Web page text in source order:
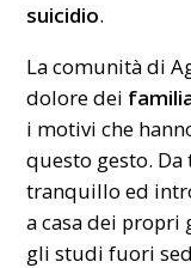
suicidio.
La comunità di
dolore dei
i motivi che
questo gesto.
tranquillo ed
a casa dei propri
gli studi fuori